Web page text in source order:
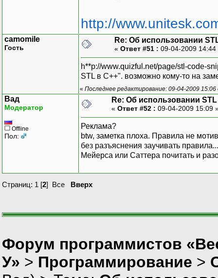
http://
camomile
Гость
Re: Об использовании
« Ответ #51 : 09-04-2009
h**p://www.quizful.net/page/stl-code-
STL в C++". возможно кому-то на
« Последнее редактирование: 09-04-2009
Вад
Модератор
Offline
Пол:
Re: Об использовании STL
« Ответ #52 : 09-04-2009 15:09
Реклама?
btw, заметка плоха. Правила не
без разъяснения заучивать
Мейерса или Саттера почитать и
Страниц: 1 [2] Все Вверх
Форум программистов
У» > Программирование >